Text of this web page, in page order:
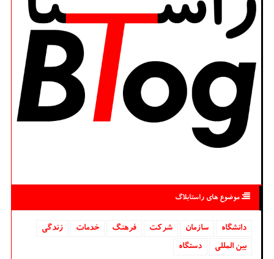
موضوع های راستابلاگ
دانشگاه‌ سازمان شركت فرهنگ خدمات
زندگی
بین المللی
دستگاه